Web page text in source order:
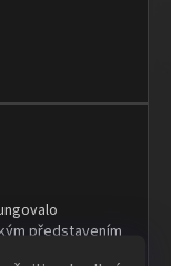
představením